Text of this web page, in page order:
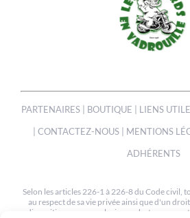
PARTENAIRES BOUTIQUE LIENS
CONTACTEZ-NOUS| MENTIONS
ADHÉRENTS
Selon les articles 226-1 à 226-8 du Code
au respect de sa vie privée ainsi que d'un
dispositions, une ou plusieurs photos peuvent